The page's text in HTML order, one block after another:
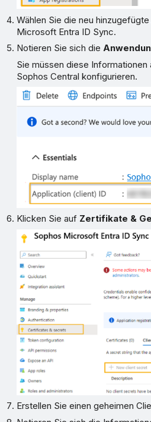
Wählen Sie die neu
Microsoft Entra ID Sync.
Notieren Sie sich die
Sie müssen diese
Sophos Central konfigurieren.
Klicken Sie auf Zertifikate &
Erstellen Sie einen geheimen